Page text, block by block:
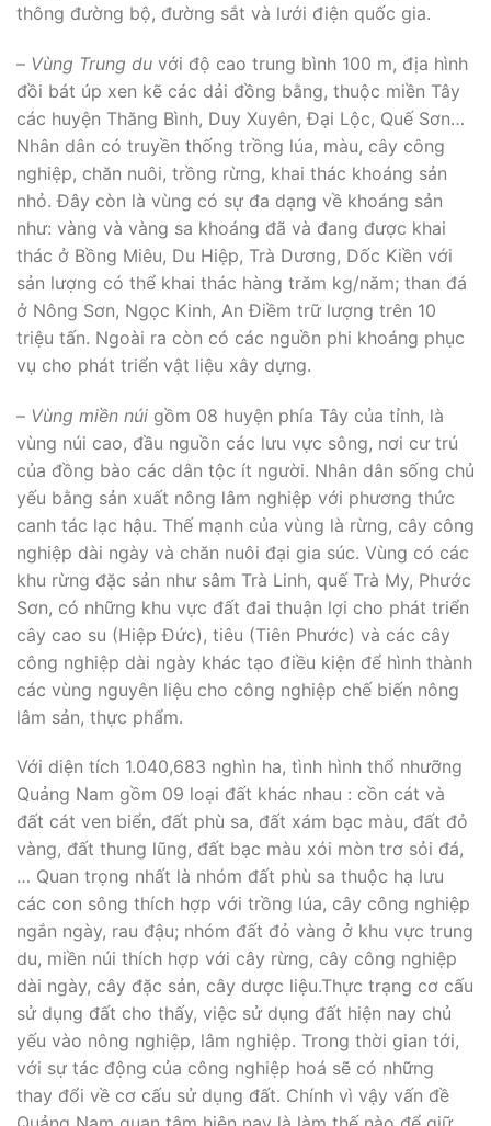
thông đường bộ, đường sắt và lưới điện quốc gia.
– Vùng Trung du với độ cao trung bình 100 m, địa hình
đồi bát úp xen kẽ các dải đồng bằng, thuộc miền Tây
các huyện Thăng Bình, Duy Xuyên, Đại Lộc, Quế Sơn…
Nhân dân có truyền thống trồng lúa, màu, cây công
nghiệp, chăn nuôi, trồng rừng, khai thác khoáng sản
nhỏ. Đây còn là vùng có sự đa dạng về khoáng sản
như: vàng và vàng sa khoáng đã và đang được khai
thác ở Bồng Miêu, Du Hiệp, Trà Dương, Dốc Kiền với
sản lượng có thể khai thác hàng trăm kg/năm; than đá
ở Nông Sơn, Ngọc Kinh, An Điềm trữ lượng trên 10
triệu tấn. Ngoài ra còn có các nguồn phi khoáng phục
vụ cho phát triển vật liệu xây dựng.
– Vùng miền núi gồm 08 huyện phía Tây của tỉnh, là
vùng núi cao, đầu nguồn các lưu vực sông, nơi cư trú
của đồng bào các dân tộc ít người. Nhân dân sống chủ
yếu bằng sản xuất nông lâm nghiệp với phương thức
canh tác lạc hậu. Thế mạnh của vùng là rừng, cây công
nghiệp dài ngày và chăn nuôi đại gia súc. Vùng có các
khu rừng đặc sản như sâm Trà Linh, quế Trà My, Phước
Sơn, có những khu vực đất đai thuận lợi cho phát triển
cây cao su (Hiệp Đức), tiêu (Tiên Phước) và các cây
công nghiệp dài ngày khác tạo điều kiện để hình thành
các vùng nguyên liệu cho công nghiệp chế biến nông
lâm sản, thực phẩm.
Với diện tích 1.040,683 nghìn ha, tình hình thổ nhưỡng
Quảng Nam gồm 09 loại đất khác nhau : cồn cát và
đất cát ven biển, đất phù sa, đất xám bạc màu, đất đỏ
vàng, đất thung lũng, đất bạc màu xói mòn trơ sỏi đá,
… Quan trọng nhất là nhóm đất phù sa thuộc hạ lưu
các con sông thích hợp với trồng lúa, cây công nghiệp
ngắn ngày, rau đậu; nhóm đất đỏ vàng ở khu vực trung
du, miền núi thích hợp với cây rừng, cây công nghiệp
dài ngày, cây đặc sản, cây dược liệu.Thực trạng cơ cấu
sử dụng đất cho thấy, việc sử dụng đất hiện nay chủ
yếu vào nông nghiệp, lâm nghiệp. Trong thời gian tới,
với sự tác động của công nghiệp hoá sẽ có những
thay đổi về cơ cấu sử dụng đất. Chính vì vậy vấn đề